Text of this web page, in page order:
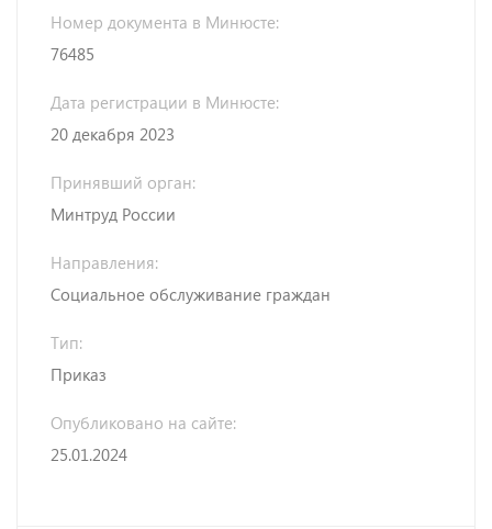
Номер документа в Минюсте:
76485
Дата регистрации в Минюсте:
20 декабря 2023
Принявший орган:
Минтруд России
Направления:
Социальное обслуживание граждан
Тип:
Приказ
Опубликовано на сайте:
25.01.2024